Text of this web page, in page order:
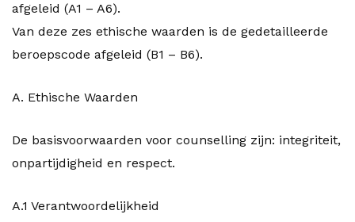
afgeleid (A1 – A6).
Van deze zes ethische waarden is de gedetailleerde
beroepscode afgeleid (B1 – B6).
A. Ethische Waarden
De basisvoorwaarden voor counselling zijn: integriteit,
onpartijdigheid en respect.
A.1 Verantwoordelijkheid